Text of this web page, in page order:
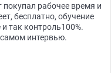
рабочее время и
бесплатно, обучение
так контроль100%.
интервью.